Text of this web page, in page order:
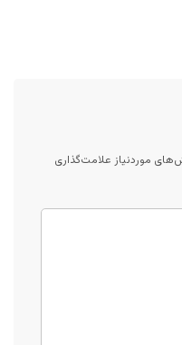
موردنیاز علامت‌گذاری